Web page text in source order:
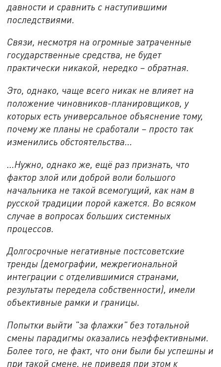
давности и сравнить с наступившими
последствиями.
Связи, несмотря на огромные затраченные
государственные средства, не будет
практически никакой, нередко – обратная.
Это, однако, чаще всего никак не влияет на
положение чиновников-планировщиков, у
которых есть универсальное объяснение тому,
почему же планы не сработали – просто так
изменились обстоятельства...
...Нужно, однако же, ещё раз признать, что
фактор злой или доброй воли большого
начальника не такой всемогущий, как нам в
русской традиции порой кажется. Во всяком
случае в вопросах больших системных
процессов.
Долгосрочные негативные постсоветские
тренды (демографии, межрегиональной
интеграции с отделившимися странами,
результаты передела собственности), имели
объективные рамки и границы.
Попытки выйти "за флажки" без тотальной
смены парадигмы оказались неэффективными.
Более того, не факт, что они были бы успешны и
при такой смене, не приведя при этом к